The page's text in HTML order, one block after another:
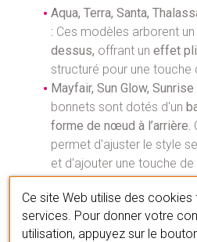
Aqua, Terra, Santa,
: Ces modèles arborent un
dessus, offrant un effet
structuré pour une touche
Mayfair, Sun Glow,
bonnets sont dotés d'un
forme de nœud à l’arrière.
permet d'ajuster le style
et d'ajouter une touche de
personnalisable.
Naja, Softy Moka & Softy
bonnets simple avec un
Ce site Web utilise des
services. Pour donner votre
utilisation, appuyez sur le